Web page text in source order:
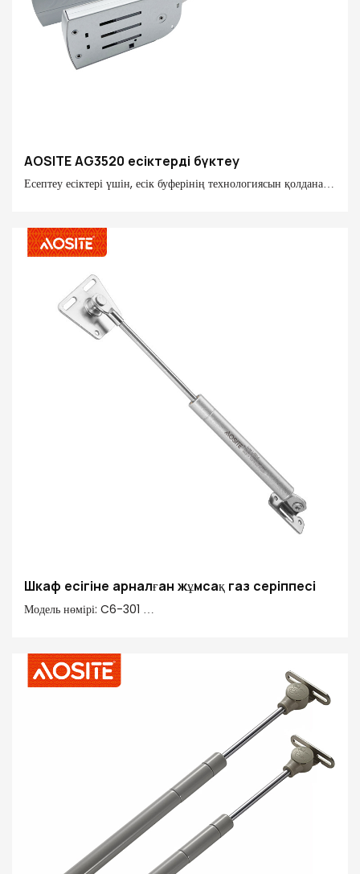
AOSITE AG3520 есіктерді бүктеу
Есептеу есіктері үшін, есік буферінің технологиясын қолдана
жабылуы және жабылуына қол жеткізу үшін. Есіктің түрлі
материалдарының әр түрлі материалдарына қолайлы, үй
Шкаф есігіне арналған жұмсақ газ серіппесі
Модель нөмірі: C6-301
Ортасынан ортасына: 245 мм
Инсульт: 90 мм
Негізгі материал 20#: 20# Өңдеу түтігі, мыс, пластмасса
Құбырды аяқтау: электропласть & сау спрей бояуы
Штанганың аяқталуы: Ridgid хроммен қапталған
Қосымша функциялар: Стандартты жоғары/жұмсақ төмен/
еркін тоқтату/ Гидравликалық қос қадам